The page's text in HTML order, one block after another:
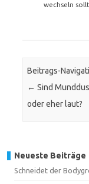
wechseln
Beitrags-
← Sind
oder eher laut?
Neueste Beiträge
Schneidet der